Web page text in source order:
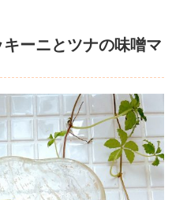
ーニとツナの味噌マ